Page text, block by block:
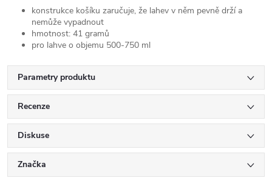
konstrukce košíku zaručuje, že lahev v něm pevně drží a
nemůže vypadnout
hmotnost: 41 gramů
pro lahve o objemu 500-750 ml
Parametry produktu
Recenze
Diskuse
Značka